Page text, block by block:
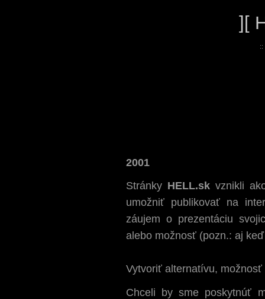
][
::
2001
Stránky HELL.skvznikli
umožniť publikovať na
záujem o prezentáciu
alebo možnosť (pozn.: aj
Vytvoriť alternatívu,
Chceli by sme poskytnúť